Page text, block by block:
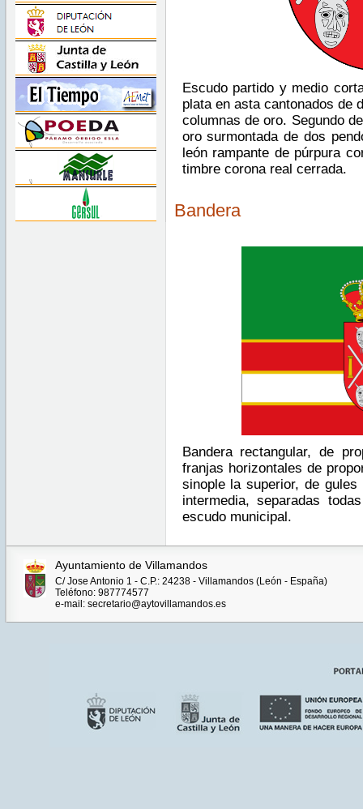
Escudo partido y medio
plata en asta cantonados de
columnas de oro. Segundo
oro surmontada de dos
león rampante de púrpura
timbre corona real cerrada.
Bandera
Bandera rectangular, de
franjas horizontales de
sinople la superior, de
intermedia, separadas
escudo municipal.
Ayuntamiento de Villamandos
C/ Jose Antonio 1 - C.P.: 24238 - Villamandos (León - España)
Teléfono: 987774577
e-mail: secretario@aytovillamandos.es